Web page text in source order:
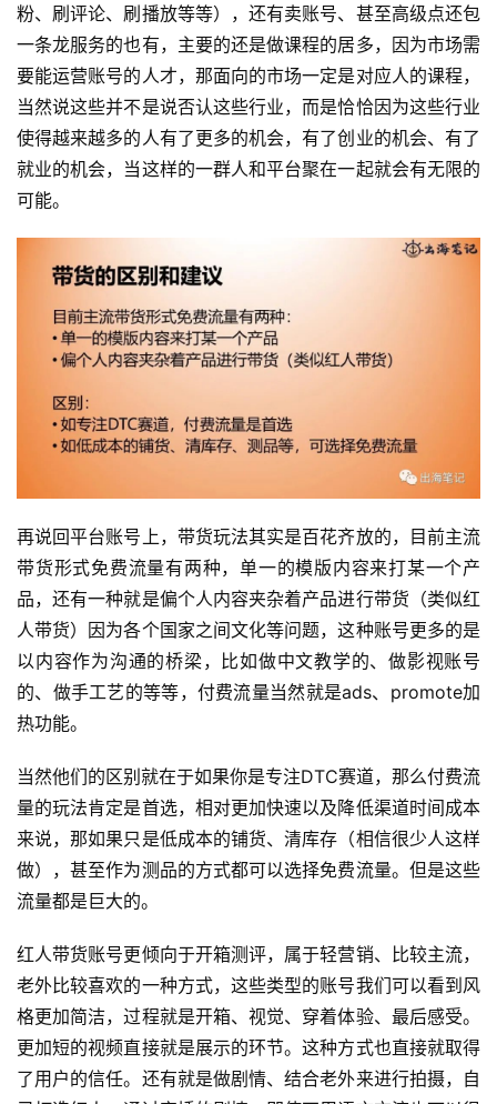
首
页
推
广
运
营
实
战
分
享
粉、刷评论、刷播放等等），还有卖账号、甚至高级点还包
一条龙服务的也有，主要的还是做课程的居多，因为市场需
要能运营账号的人才，那面向的市场一定是对应人的课程，
当然说这些并不是说否认这些行业，而是恰恰因为这些行业
使得越来越多的人有了更多的机会，有了创业的机会、有了
就业的机会，当这样的一群人和平台聚在一起就会有无限的
可能。
再说回平台账号上，带货玩法其实是百花齐放的，目前主流
带货形式免费流量有两种，单一的模版内容来打某一个产
品，还有一种就是偏个人内容夹杂着产品进行带货（类似红
人带货）因为各个国家之间文化等问题，这种账号更多的是
以内容作为沟通的桥梁，比如做中文教学的、做影视账号
的、做手工艺的等等，付费流量当然就是ads、promote加
热功能。
当然他们的区别就在于如果你是专注DTC赛道，那么付费流
量的玩法肯定是首选，相对更加快速以及降低渠道时间成本
来说，那如果只是低成本的铺货、清库存（相信很少人这样
做），甚至作为测品的方式都可以选择免费流量。但是这些
流量都是巨大的。
红人带货账号更倾向于开箱测评，属于轻营销、比较主流，
老外比较喜欢的一种方式，这些类型的账号我们可以看到风
格更加简洁，过程就是开箱、视觉、穿着体验、最后感受。
更加短的视频直接就是展示的环节。这种方式也直接就取得
了用户的信任。还有就是做剧情、结合老外来进行拍摄，自